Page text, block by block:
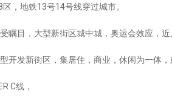
，地铁13号14号线穿过城市。
瞩目，大型新街区城中城，奥运会效应，
开发新街区，集居住，商业，休闲为一体，
C线，